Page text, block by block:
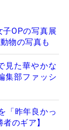
OPの写真展
物の写真も
見た華やかな
集部ファッシ
「昨年良かっ
のギア】